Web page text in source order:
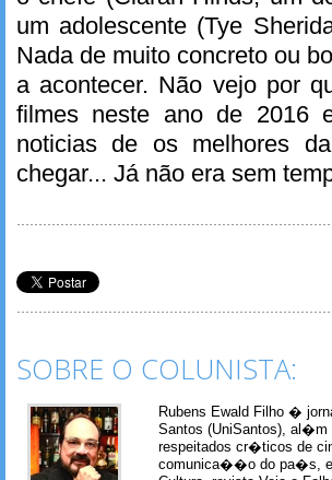
um adolescente (Tye
Nada de muito concreto ou
a acontecer. Não vejo por
filmes neste ano de 2016
noticias de os melhores
chegar... Já não era sem
SOBRE O COLUNISTA:
Rubens Ewald Filho �
Santos (UniSantos), al�m
respeitados cr�ticos de
comunica��o do pa�s,